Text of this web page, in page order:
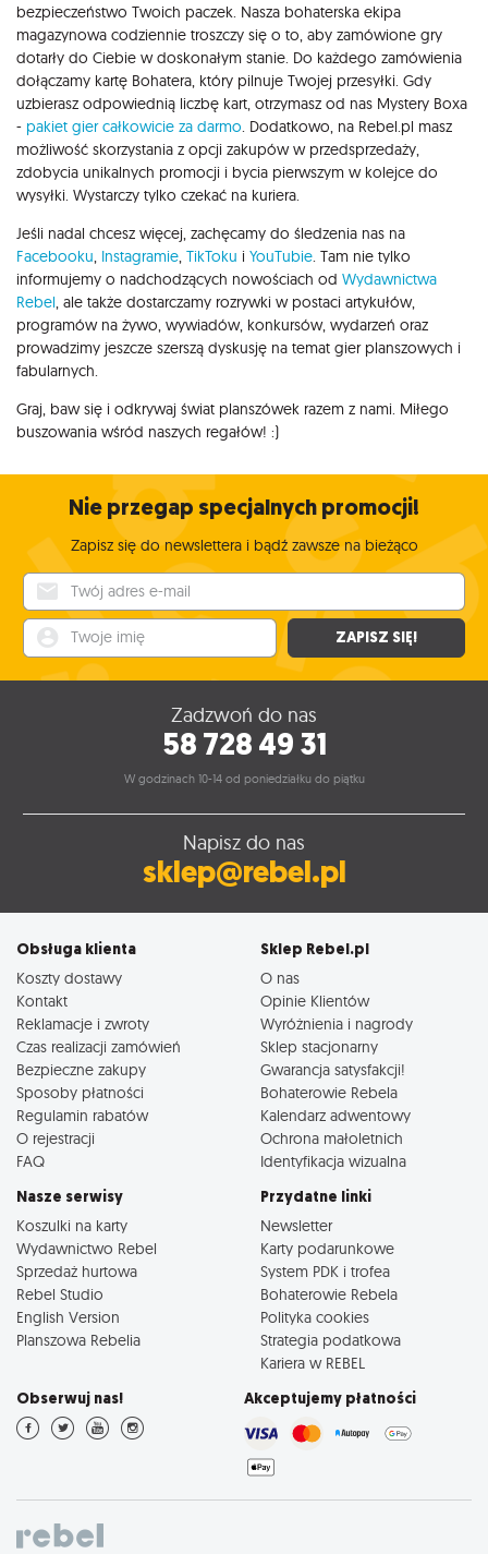
bezpieczeństwo Twoich paczek. Nasza bohaterska ekipa
magazynowa codziennie troszczy się o to, aby zamówione gry
dotarły do Ciebie w doskonałym stanie. Do każdego zamówienia
dołączamy kartę Bohatera, który pilnuje Twojej przesyłki. Gdy
uzbierasz odpowiednią liczbę kart, otrzymasz od nas Mystery Boxa
- pakiet gier całkowicie za darmo. Dodatkowo, na Rebel.pl masz
możliwość skorzystania z opcji zakupów w przedsprzedaży,
zdobycia unikalnych promocji i bycia pierwszym w kolejce do
wysyłki. Wystarczy tylko czekać na kuriera.
Jeśli nadal chcesz więcej, zachęcamy do śledzenia nas na
Facebooku, Instagramie, TikToku i YouTubie. Tam nie tylko
informujemy o nadchodzących nowościach od Wydawnictwa
Rebel, ale także dostarczamy rozrywki w postaci artykułów,
programów na żywo, wywiadów, konkursów, wydarzeń oraz
prowadzimy jeszcze szerszą dyskusję na temat gier planszowych i
fabularnych.
Graj, baw się i odkrywaj świat planszówek razem z nami. Miłego
buszowania wśród naszych regałów! :)
Nie przegap specjalnych promocji!
Zapisz się do newslettera i bądź zawsze na bieżąco
ZAPISZ SIĘ!
Zadzwoń do nas
58 728 49 31
W godzinach 10-14 od poniedziałku do piątku
Napisz do nas
sklep@rebel.pl
Obsługa klienta
Koszty dostawy
Kontakt
Reklamacje i zwroty
Czas realizacji zamówień
Bezpieczne zakupy
Sposoby płatności
Regulamin rabatów
O rejestracji
FAQ
Sklep Rebel.pl
O nas
Opinie Klientów
Wyróżnienia i nagrody
Sklep stacjonarny
Gwarancja satysfakcji!
Bohaterowie Rebela
Kalendarz adwentowy
Ochrona małoletnich
Identyfikacja wizualna
Nasze serwisy
Koszulki na karty
Wydawnictwo Rebel
Sprzedaż hurtowa
Rebel Studio
English Version
Planszowa Rebelia
Przydatne linki
Newsletter
Karty podarunkowe
System PDK i trofea
Bohaterowie Rebela
Polityka cookies
Strategia podatkowa
Kariera w REBEL
Obserwuj nas! Akceptujemy płatności